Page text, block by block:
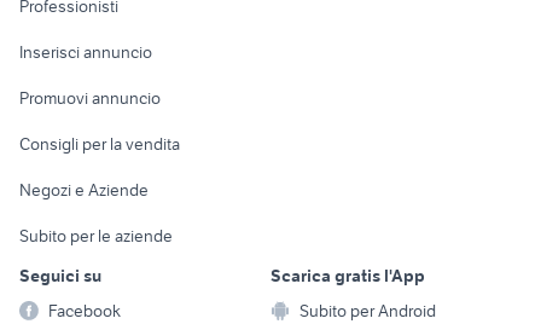
Console e
Fotografia
Telefonia
Biciclette
Professionisti
Inserisci annuncio
Promuovi annuncio
Consigli per la vendita
Negozi e Aziende
Subito per le aziende
Seguici su
Facebook
Scarica gratis l'App
Subito per Android